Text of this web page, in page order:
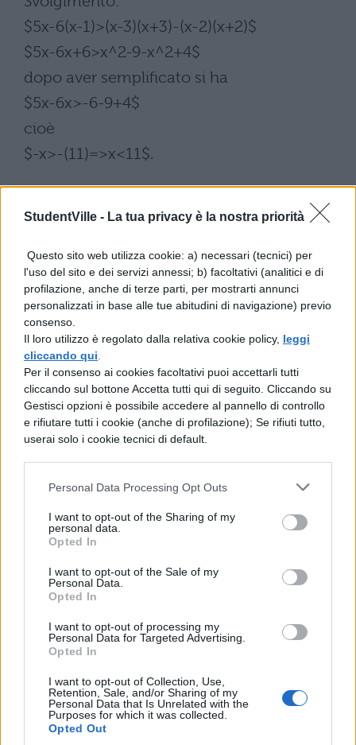
StudentVille - La tua privacy è la nostra priorità
Questo sito web utilizza cookie: a) necessari (tecnici) per
l'uso del sito e dei servizi annessi; b) facoltativi (analitici e di
profilazione, anche di terze parti, per mostrarti annunci
personalizzati in base alle tue abitudini di navigazione) previo
consenso.
Il loro utilizzo è regolato dalla relativa cookie policy, leggi
cliccando qui
Per il consenso ai cookies facoltativi puoi accettarli tutti
cliccando sul bottone Accetta tutti qui di seguito. Cliccando su
Gestisci opzioni è possibile accedere al pannello di controllo
e rifiutare tutti i cookie (anche di profilazione); Se rifiuti tutto,
userai solo i cookie tecnici di default.
Personal Data Processing Opt Outs
I want to opt-out of the Sharing of my
personal data.
Opted In
I want to opt-out of the Sale of my
Personal Data.
Opted In
I want to opt-out of processing my
Personal Data for Targeted Advertising.
Opted In
I want to opt-out of Collection, Use,
Retention, Sale, and/or Sharing of my
Personal Data that Is Unrelated with the
Purposes for which it was collected.
Opted Out
$5x-6(x-1)>(x-3)(x+3)-(x-2)(x+2)$
$5x-6x+6>x^2-9-x^2+4$
dopo aver semplificato si ha
$5x-6x>-6-9+4$
cioè
$-x>-(11)=>x<11$.
TI POTREBBE INTERESSARE
MATEMATICA
Le disequazioni goniometriche
MATEMATICA
Disequazione di primo grado
MATEMATICA
$((x-1)^2-(2x-1)(x/2-2))/(1+1/2)$
MATEMATICA
$((1-x)(1+x)^2)/3-(1-2x^3)/6&gt;3x-
1/3(x-2)^2$
$|x-1|+2|x^2+5x+4|
MATEMATICA